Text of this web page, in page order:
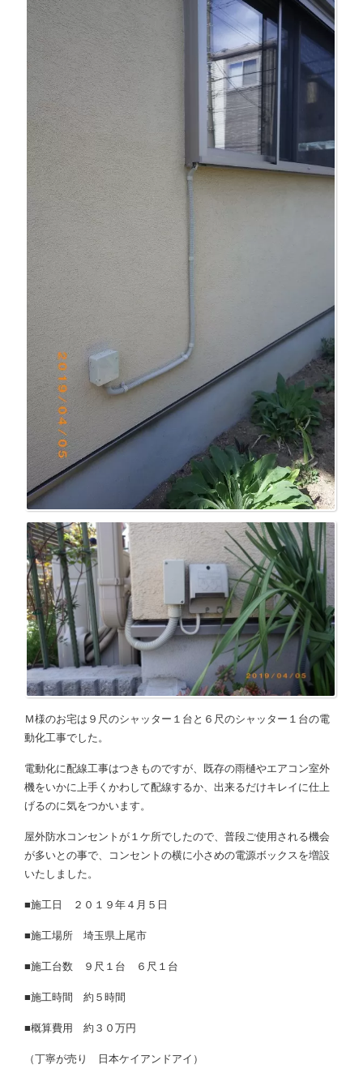
Ｍ様のお宅は９尺のシャッター１台と６尺のシャッター１台の電
動化工事でした。
電動化に配線工事はつきものですが、既存の雨樋やエアコン室外
機をいかに上手くかわして配線するか、出来るだけキレイに仕上
げるのに気をつかいます。
屋外防水コンセントが１ケ所でしたので、普段ご使用される機会
が多いとの事で、コンセントの横に小さめの電源ボックスを増設
いたしました。
■施工日 ２０１９年４月５日
■施工場所 埼玉県上尾市
■施工台数 ９尺１台 ６尺１台
■施工時間 約５時間
■概算費用 約３０万円
（丁寧が売り 日本ケイアンドアイ）